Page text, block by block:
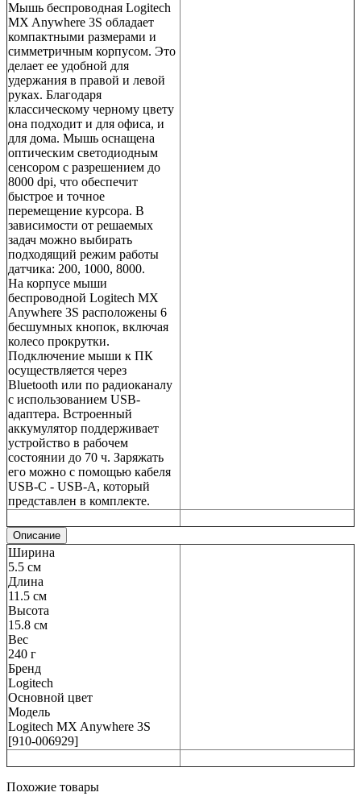
Мышь беспроводная Logitech
MX Anywhere 3S обладает
компактными размерами и
симметричным корпусом. Это
делает ее удобной для
удержания в правой и левой
руках. Благодаря
классическому черному цвету
она подходит и для офиса, и
для дома. Мышь оснащена
оптическим светодиодным
сенсором с разрешением до
8000 dpi, что обеспечит
быстрое и точное
перемещение курсора. В
зависимости от решаемых
задач можно выбирать
подходящий режим работы
датчика: 200, 1000, 8000.
На корпусе мыши
беспроводной Logitech MX
Anywhere 3S расположены 6
бесшумных кнопок, включая
колесо прокрутки.
Подключение мыши к ПК
осуществляется через
Bluetooth или по радиоканалу
с использованием USB-
адаптера. Встроенный
аккумулятор поддерживает
устройство в рабочем
состоянии до 70 ч. Заряжать
его можно с помощью кабеля
USB-C - USB-A, который
представлен в комплекте.
Описание
Ширина
5.5 см
Длина
11.5 см
Высота
15.8 см
Вес
240 г
Бренд
Logitech
Основной цвет
Модель
Logitech MX Anywhere 3S
[910-006929]
Похожие товары